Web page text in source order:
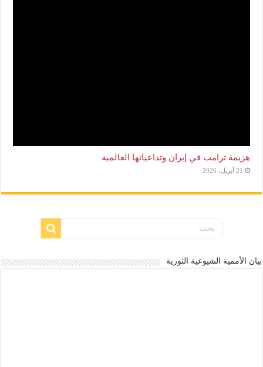
هزيمة ترامب في إيران وتداعياتها العالمية
21 أبريل، 2026
بيان الأممية الشيوعية الثورية